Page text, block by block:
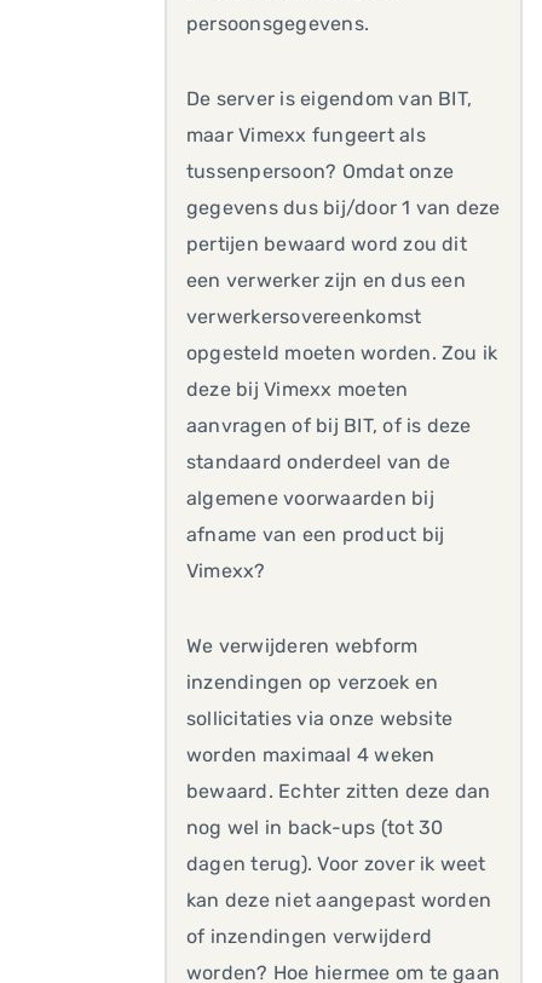
persoonsgegevens.
De server is eigendom van BIT,
maar Vimexx fungeert als
tussenpersoon? Omdat onze
gegevens dus bij/door 1 van deze
pertijen bewaard word zou dit
een verwerker zijn en dus een
verwerkersovereenkomst
opgesteld moeten worden. Zou ik
deze bij Vimexx moeten
aanvragen of bij BIT, of is deze
standaard onderdeel van de
algemene voorwaarden bij
afname van een product bij
Vimexx?
We verwijderen webform
inzendingen op verzoek en
sollicitaties via onze website
worden maximaal 4 weken
bewaard. Echter zitten deze dan
nog wel in back-ups (tot 30
dagen terug). Voor zover ik weet
kan deze niet aangepast worden
of inzendingen verwijderd
worden? Hoe hiermee om te gaan